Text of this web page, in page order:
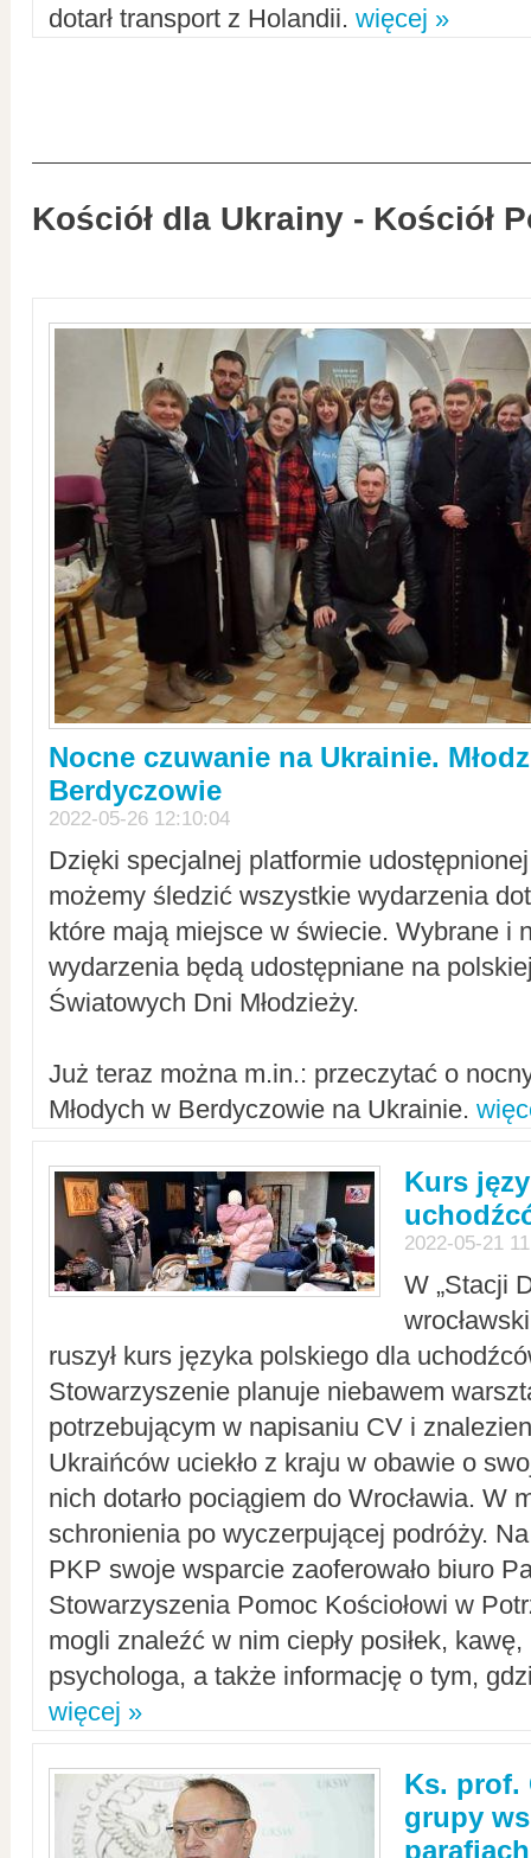
dotarł transport z Holandii. więcej »
Kościół dla Ukrainy - Kościół
Nocne czuwanie na Ukrainie.
Berdyczowie
2022-05-26 12:10:04
Dzięki specjalnej platformie
możemy śledzić wszystkie wydarzenia
które mają miejsce w świecie. Wybrane i
wydarzenia będą udostępniane na
Światowych Dni Młodzieży.
Już teraz można m.in.: przeczytać o
Młodych w Berdyczowie na Ukrainie.
Kurs
2022-05-21
W „Stacji
ruszył kurs języka polskiego dla
Stowarzyszenie planuje niebawem
potrzebującym w napisaniu CV i
Ukraińców uciekło z kraju w obawie o
nich dotarło pociągiem do Wrocławia. W
schronienia po wyczerpującej podróży.
PKP swoje wsparcie zaoferowało biuro
Stowarzyszenia Pomoc Kościołowi w
mogli znaleźć w nim ciepły posiłek,
psychologa, a także informację o tym,
więcej »
Ks. prof.
grupy
parafiach